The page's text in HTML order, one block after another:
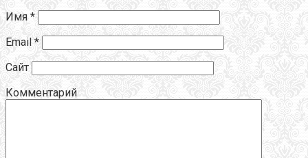
Имя *
Email *
Сайт
Комментарий